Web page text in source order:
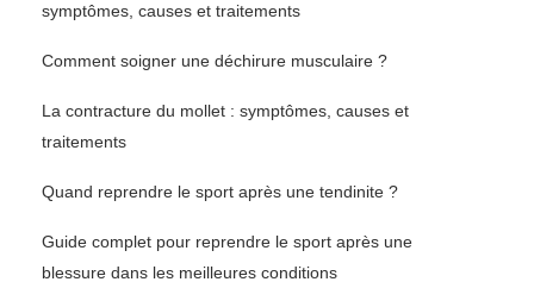
symptômes, causes et traitements
Comment soigner une déchirure musculaire ?
La contracture du mollet : symptômes, causes et
traitements
Quand reprendre le sport après une tendinite ?
Guide complet pour reprendre le sport après une
blessure dans les meilleures conditions